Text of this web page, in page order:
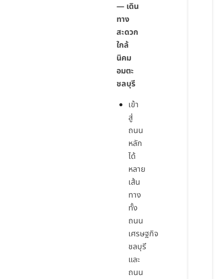
— เดิน
ทาง
สะดวก
ใกล้
นิคม
อมตะ
ชลบุรี
เข้า
สู่
ถนน
หลัก
ได้
หลาย
เส้น
ทาง
ทั้ง
ถนน
เศรษฐกิจ
ชลบุรี
และ
ถนน